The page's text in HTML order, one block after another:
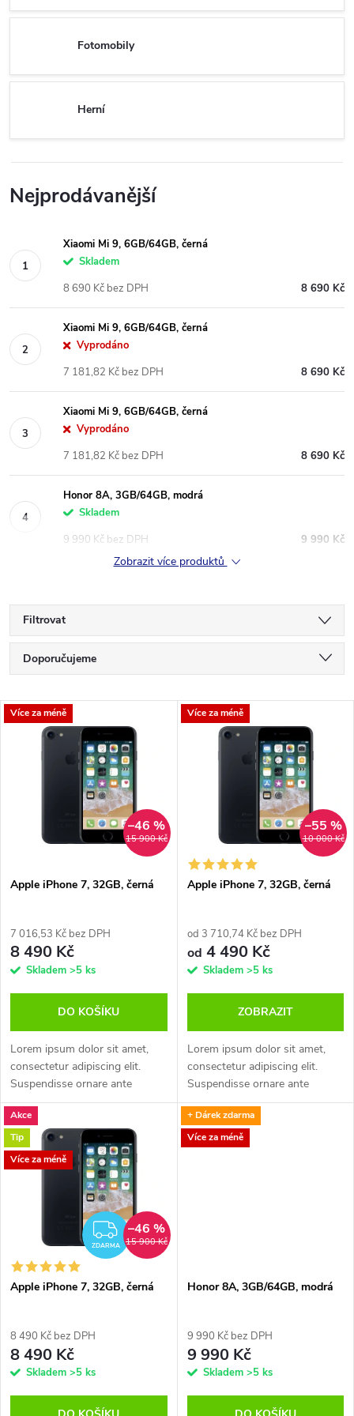
Fotomobily
Herní
Nejprodávanější
Xiaomi Mi 9, 6GB/64GB, černá
Skladem
8 690 Kč
8 690 Kč bez DPH
Xiaomi Mi 9, 6GB/64GB, černá
Vyprodáno
8 690 Kč
7 181,82 Kč bez DPH
Xiaomi Mi 9, 6GB/64GB, černá
Vyprodáno
8 690 Kč
7 181,82 Kč bez DPH
Honor 8A, 3GB/64GB, modrá
Skladem
9 990 Kč
9 990 Kč bez DPH
Zobrazit více produktů
Filtrovat
Ř
a
p
r
o
u
k
t
ů
Doporučujeme
Nejdražší
Nejprodávanější
V
s
r
o
d
u
k
t
Více za méně
15 900 Kč
–46 %
Apple iPhone 7, 32GB, černá
7 016,53 Kč bez DPH
8 490 Kč
Skladem >5 ks
DO KOŠÍKU
Lorem ipsum dolor sit amet,
consectetur adipiscing elit.
Suspendisse ornare ante
scelerisque elit vestibulum,
euismod porttitor quam
hendrerit. Maecenas rhoncus
enim leo, eget...
Více za méně
10 000 Kč
–55 %
Apple iPhone 7, 32GB, černá
od 3 710,74 Kč bez DPH
od 4 490 Kč
Skladem >5 ks
ZOBRAZIT
Lorem ipsum dolor sit amet,
consectetur adipiscing elit.
Suspendisse ornare ante
scelerisque elit vestibulum,
euismod porttitor quam
hendrerit. Maecenas rhoncus
Akce
Tip
Více za méně
ZDARMA
ZDARMA 15 900 Kč
–46 %
Apple iPhone 7, 32GB, černá
8 490 Kč bez DPH
8 490 Kč
Skladem >5 ks
+ Dárek zdarma
Více za méně
Honor 8A, 3GB/64GB, modrá
9 990 Kč bez DPH
9 990 Kč
Skladem >5 ks